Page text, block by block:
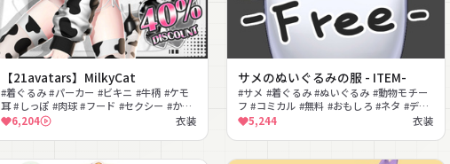
【21avatars】MilkyCat
#着ぐるみ #パーカー #ビキニ #牛柄 #ケモ
耳 #しっぽ #肉球 #フード #セクシー #かわ
いい6,204 衣装
サメのぬいぐるみの服 - ITEM-
#サメ #着ぐるみ #ぬいぐるみ #動物モチー
フ #コミカル #無料 #おもしろ #ネタ #デフ
ォルメ
5,244 衣装